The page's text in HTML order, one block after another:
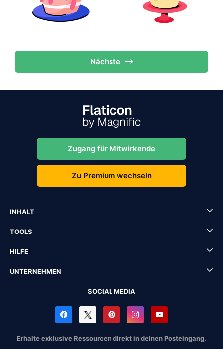
Nächste
Zugang für Mitwirkende
Zu Premium wechseln
INHALT
TOOLS
HILFE
UNTERNEHMEN
SOCIAL MEDIA
Erhalte exklusive Ressourcen direkt in deinen Posteingang.